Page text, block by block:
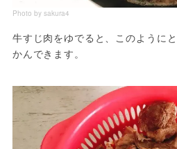
Photo by sakura4
牛すじ肉をゆでると、このように
かんできます。